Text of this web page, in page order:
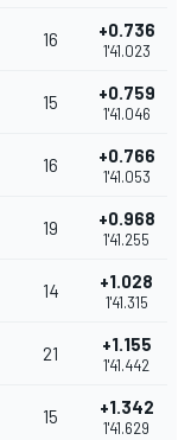
16 +0.736
1'41.023
15 +0.759
1'41.046
16 +0.766
1'41.053
19 +0.968
1'41.255
14 +1.028
1'41.315
21 +1.155
1'41.442
15 +1.342
1'41.629